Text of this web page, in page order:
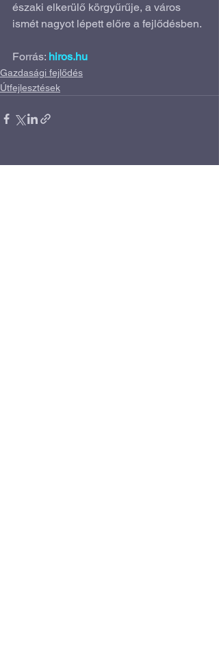
északi elkerülő körgyűrűje, a város
ismét nagyot lépett előre a fejlődésben.
Forrás: hiros.hu
Gazdasági fejlődés
Útfejlesztések
Az összes megtekintése